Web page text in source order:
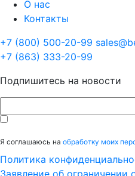
О нас
Контакты
+7 (800) 500-20-99
+7 (863) 333-20-99
Подпишитесь на новости
Я соглашаюсь на обработку моих
Политика
Заявление об ограничении